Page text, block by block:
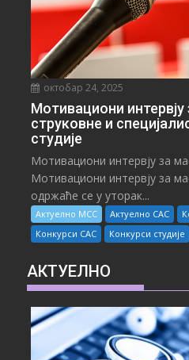
октобар 24, 2025
Мотивациони интервју
струковне и
студије
Мотивациони интервју за
Мотивациони интервју за
одржаће се у уторак...
Актуелно МСС Актуелно САС
Конкурси САС
Конкурси студије
АКТУЕЛНО